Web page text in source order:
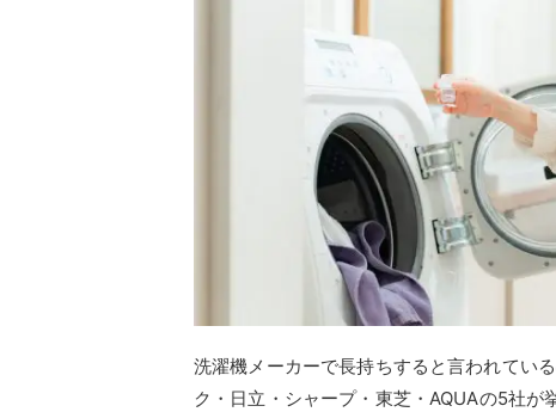
洗濯機メーカーで長持ちすると言われてい
ク・日立・シャープ・東芝・AQUAの5社が